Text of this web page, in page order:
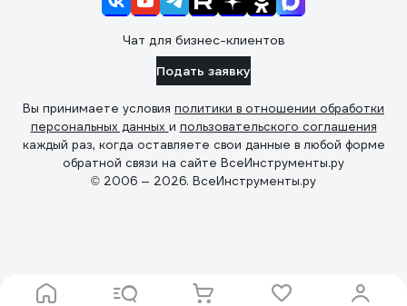
Чат для бизнес-клиентов
Подать заявку
Вы принимаете условия политики в отношении обработки
персональных данных и пользовательского соглашения
каждый раз, когда оставляете свои данные в любой форме
обратной связи на сайте ВсеИнструменты.ру
© 2006 — 2026. ВсеИнструменты.ру